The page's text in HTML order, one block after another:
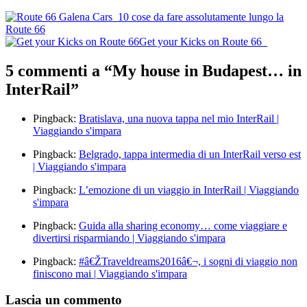
Post
navigation
10 cose da fare assolutamente lungo la
Route 66
Get your Kicks on Route 66
5 commenti a “My house in Budapest… in
InterRail”
Pingback: Bratislava, una nuova tappa nel mio InterRail |
Viaggiando s'impara
Pingback: Belgrado, tappa intermedia di un InterRail verso est
| Viaggiando s'impara
Pingback: L’emozione di un viaggio in InterRail | Viaggiando
s'impara
Pingback: Guida alla sharing economy… come viaggiare e
divertirsi risparmiando | Viaggiando s'impara
Pingback: #â€ŽTraveldreams2016â€¬, i sogni di viaggio non
finiscono mai | Viaggiando s'impara
Lascia un commento